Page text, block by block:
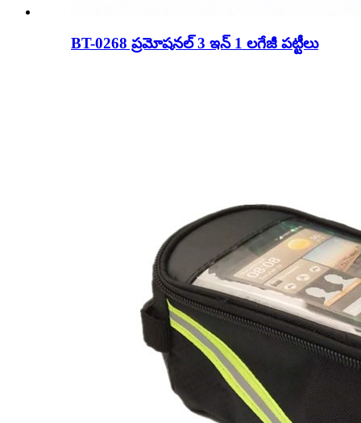
BT-0268 ప్రమోషనల్ 3 ఇన్ 1 లగేజీ పట్టీలు